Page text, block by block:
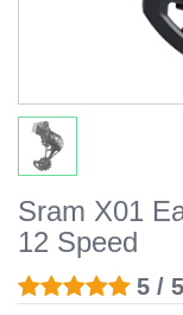
Sram X01
12 Speed
5 / 5